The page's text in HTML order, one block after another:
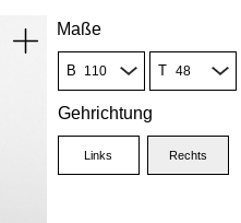
Maße
B T
Gehrichtung
Links Rechts